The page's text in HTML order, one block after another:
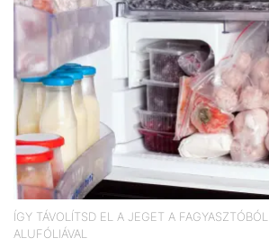
ÍGY TÁVOLÍTSD EL A JEGET A FAGYASZTÓBÓL
ALUFÓLIÁVAL